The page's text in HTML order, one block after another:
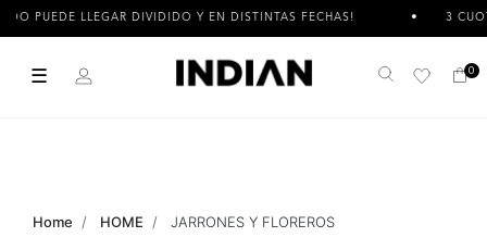
LLEGAR DIVIDIDO Y EN DISTINTAS FECHAS! 3 CUOTAS SIN
☰ Buscar 0
Home HOME JARRONES Y FLOREROS